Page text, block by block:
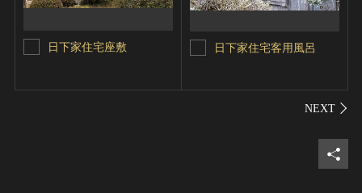
日下家住宅座敷 日下家住宅客用風呂
シェ